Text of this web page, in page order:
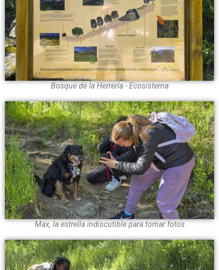
Bosque de la Herrería - Ecosistema
Max, la estrella indiscutible para tomar fotos